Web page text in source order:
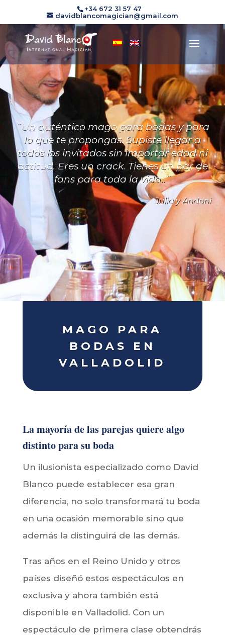
+34 672 31 57 47
davidblancomagician@gmail.com
¨Un auténtico mago para bodas y para
lo que te propongas. Supiste llegar a
todos los invitados sin importar edad ni
actitud. Eres un crack. Tienes un par de
fans para toda la vida..¨
Julia y Andoni
MAGO PARA
BODAS EN
VALLADOLID
La mayoría de las parejas quiere algo
distinto para su boda
Un ilusionista especializado como David
Blanco puede establecer esa gran
diferencia, no solo transformará tu boda
en una ocasión memorable sino que
además la distinguirá de las demás.
Tras años en el Reino Unido y otros
países diseñó estos espectáculos en
exclusiva y ahora también está
disponible en Valladolid. Con un
espectáculo de primera clase obtendrás